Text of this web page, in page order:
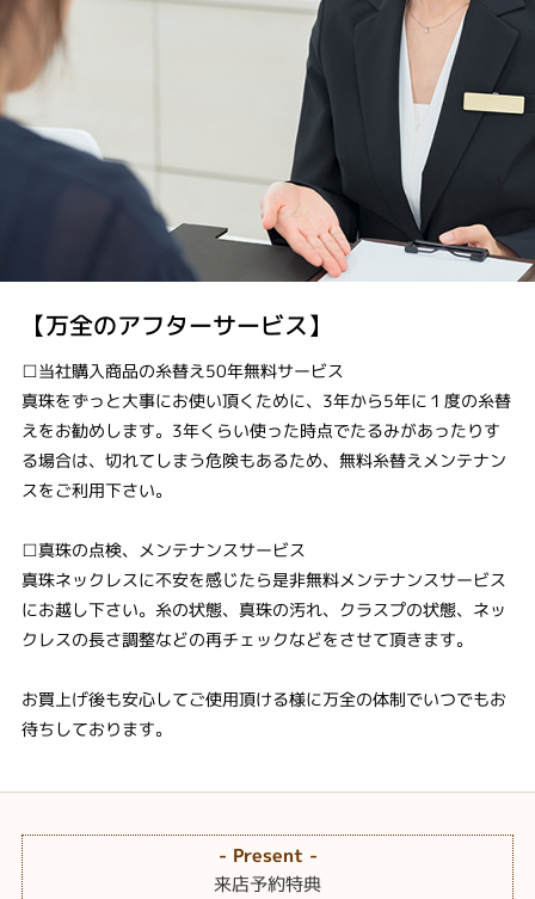
【万全のアフターサービス】
□当社購入商品の糸替え50年無料サービス
真珠をずっと大事にお使い頂くために、3年から5年に１度の糸替
えをお勧めします。3年くらい使った時点でたるみがあったりす
る場合は、切れてしまう危険もあるため、無料糸替えメンテナン
スをご利用下さい。
□真珠の点検、メンテナンスサービス
真珠ネックレスに不安を感じたら是非無料メンテナンスサービス
にお越し下さい。糸の状態、真珠の汚れ、クラスプの状態、ネッ
クレスの長さ調整などの再チェックなどをさせて頂きます。
お買上げ後も安心してご使用頂ける様に万全の体制でいつでもお
待ちしております。
- Present -
来店予約特典